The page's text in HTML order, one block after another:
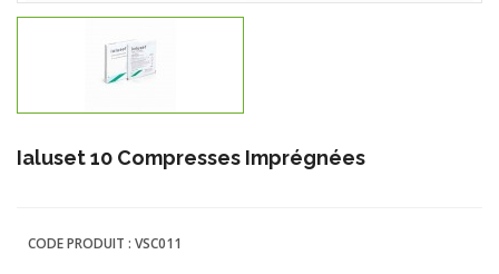
Ialuset 10 Compresses Imprégnées
CODE PRODUIT : VSC011